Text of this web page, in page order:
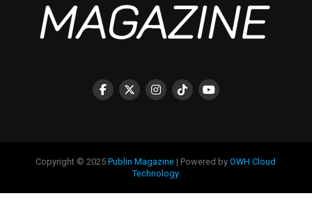
Copyright © 2025Publin Magazine | Powered byOWH Cloud
Technology